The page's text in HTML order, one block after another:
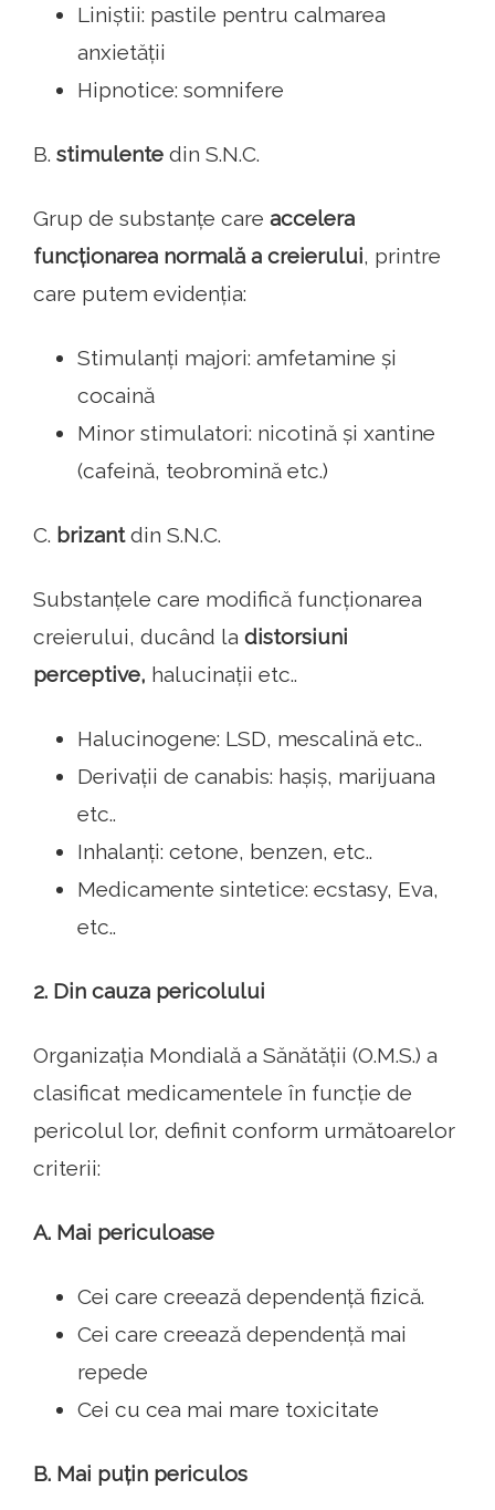
Liniștii: pastile pentru calmarea
anxietății
Hipnotice: somnifere
B. stimulente din S.N.C.
Grup de substanțe care accelera
funcționarea normală a creierului, printre
care putem evidenția:
Stimulanți majori: amfetamine și
cocaină
Minor stimulatori: nicotină și xantine
(cafeină, teobromină etc.)
C. brizantdin S.N.C.
Substanțele care modifică funcționarea
creierului, ducând la distorsiuni
perceptive, halucinații etc..
Halucinogene: LSD, mescalină etc..
Derivații de canabis: hașiș, marijuana
etc..
Inhalanți: cetone, benzen, etc..
Medicamente sintetice: ecstasy, Eva,
etc..
2. Din cauza pericolului
Organizația Mondială a Sănătății (O.M.S.) a
clasificat medicamentele în funcție de
pericolul lor, definit conform următoarelor
criterii:
A. Mai periculoase
Cei care creează dependență fizică.
Cei care creează dependență mai
repede
Cei cu cea mai mare toxicitate
B. Mai puțin periculos